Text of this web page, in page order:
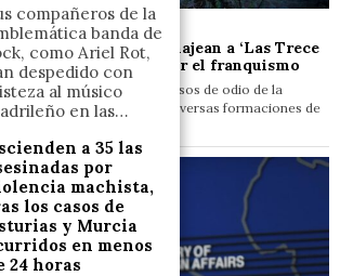
de izquierda homenajean a ‘Las Trece
de mujeres fusiladas por el franquismo
a hacer frente a «los discursos de odio de la
el «olvido» El Gobierno y diversas formaciones de
compañeros de la
banda de
como Ariel Rot,
despedido con
al músico
en las…
a 35 las
por
machista,
los casos de
y Murcia
en menos
24 horas